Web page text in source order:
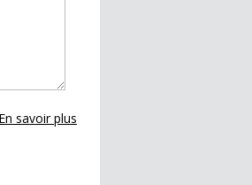
En savoir plus